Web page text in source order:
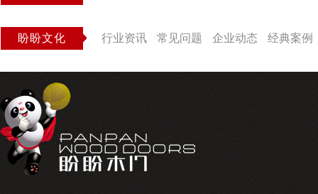
盼盼文化 行业资讯 常见问题 企业动态 经典案例